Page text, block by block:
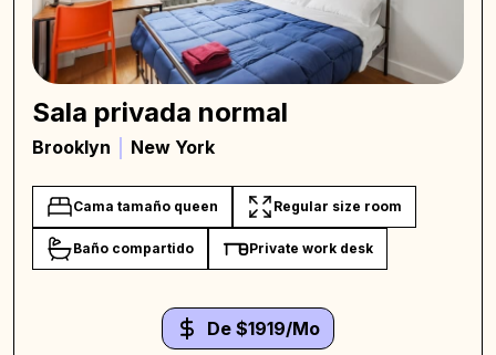
Sala privada normal
Brooklyn New York
Cama tamaño queen Regular size room
Baño compartido Private work desk
De $1919/Mo